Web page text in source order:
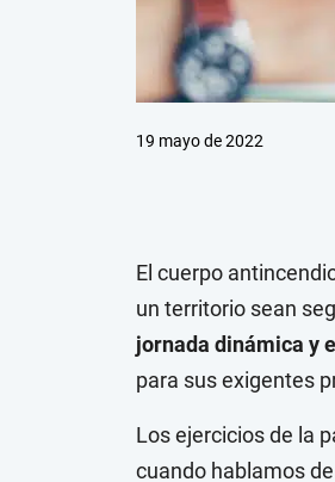
19 mayo de 2022
El cuerpo
un territorio sean
jornada dinámica y
para sus exigentes
Los ejercicios de la
cuando hablamos